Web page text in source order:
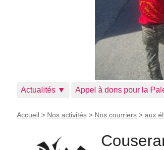
Actualités ▼ Appel à dons pour la
Accueil> Nos activités> Nos courriers> aux